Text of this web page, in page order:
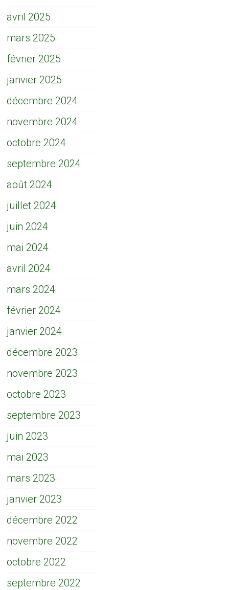
avril 2025
mars 2025
février 2025
janvier 2025
décembre 2024
novembre 2024
octobre 2024
septembre 2024
août 2024
juillet 2024
juin 2024
mai 2024
avril 2024
mars 2024
février 2024
janvier 2024
décembre 2023
novembre 2023
octobre 2023
septembre 2023
juin 2023
mai 2023
mars 2023
janvier 2023
décembre 2022
novembre 2022
octobre 2022
septembre 2022